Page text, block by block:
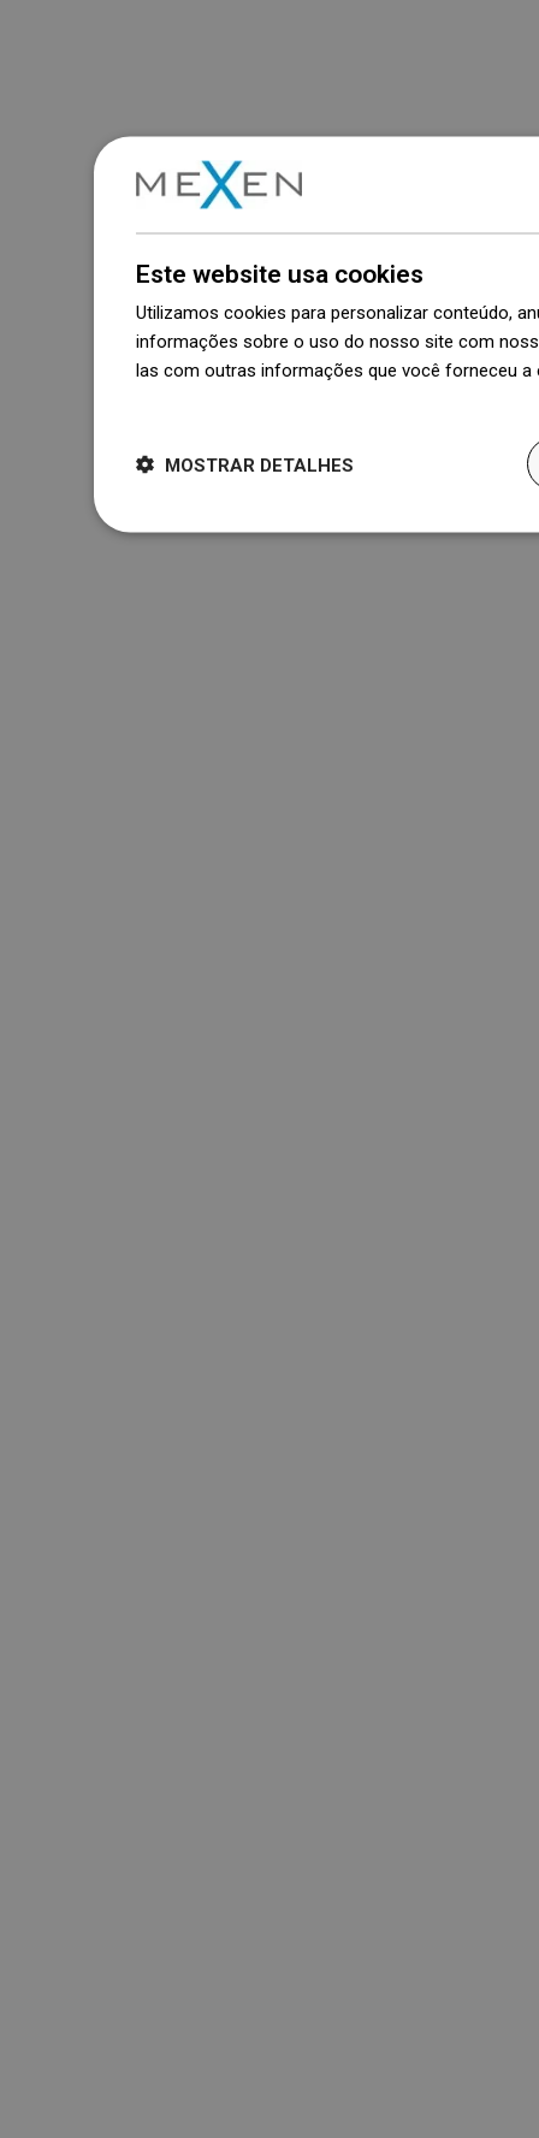
Este website usa cookies
Utilizamos cookies para personalizar conteúdo,
informações sobre o uso do nosso site com
las com outras informações que você forneceu
MOSTRAR DETALHES